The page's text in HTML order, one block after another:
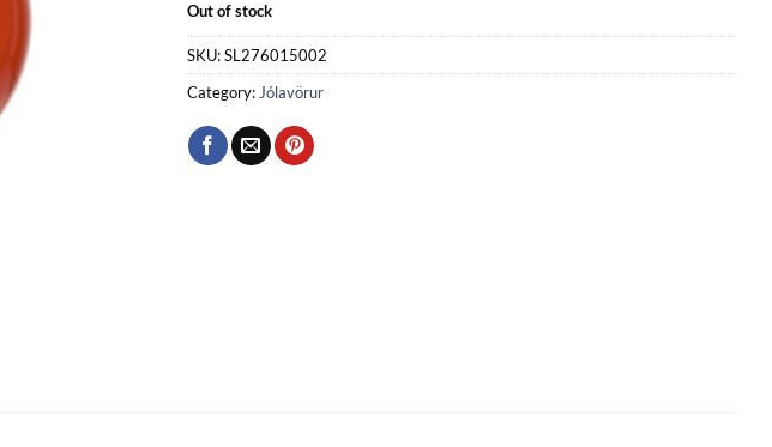
Out of stock
SKU:SL276015002
Category: Jólavörur